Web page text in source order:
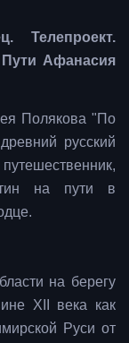
Телепроект.
Афанасия
Полякова "По
русский
на пути в
на берегу
XII века как
Руси от